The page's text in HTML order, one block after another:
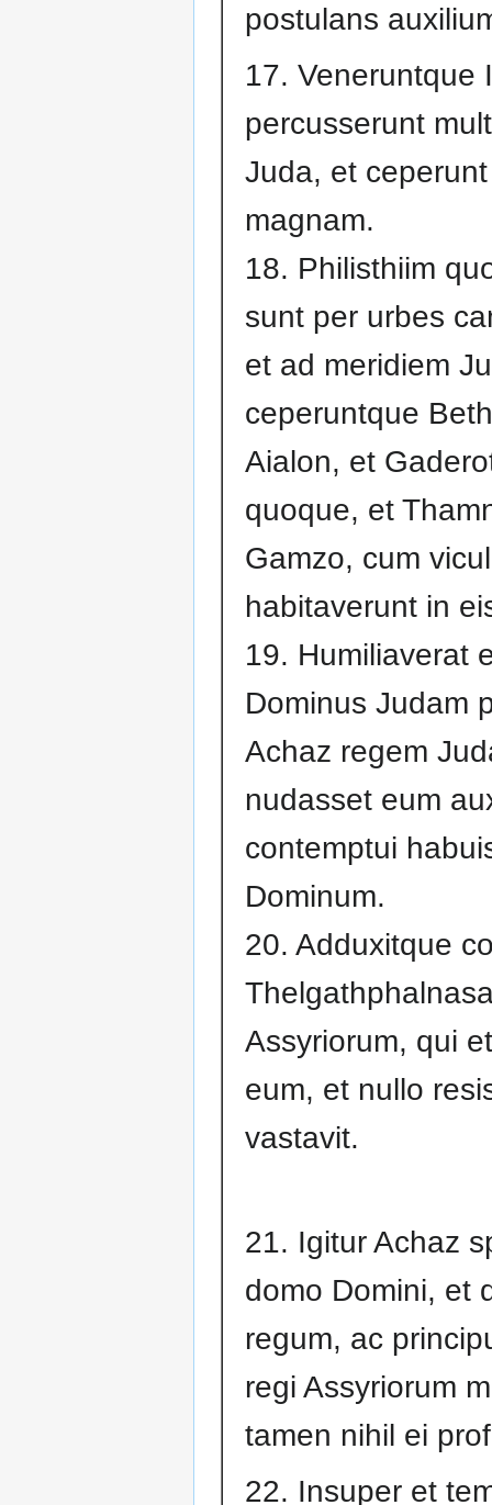
postulans
17.
percusserunt
Juda, et
magnam.
18. Philisthiim
sunt per urbes
et ad meridiem
ceperuntque
Aialon, et
quoque, et
Gamzo, cum
habitaverunt in
19. Humiliaverat
Dominus Judam
Achaz regem
nudasset eum
contemptui
Dominum.
20. Adduxitque
Assyriorum, qui
eum, et nullo
vastavit.
21. Igitur Achaz
domo Domini, et
regum, ac
regi Assyriorum
tamen nihil ei
22. Insuper et